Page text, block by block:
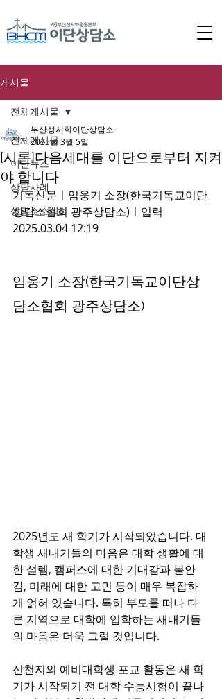
게시물
전체게시물
이단뉴스
상담사례
상담소소식
전체게시물
[시론]다음세대를 이단으로부터 지켜
야 합니다
부산성시화이단상담소
2025년 3월 5일
기독신문ㅣ임웅기 소장(한국기독교이단
상담소협회 광주상담소)ㅣ입력
2025.03.04 12:19
임웅기 소장(한국기독교이단상
담소협회 광주상담소)
2025년도 새 학기가 시작되었습니다. 대
학생 새내기들의 마음은 대학 생활에 대
한 설렘, 캠퍼스에 대한 기대감과 불안
감, 미래에 대한 고민 등이 매우 복잡하
게 얽혀 있습니다. 특히 부모를 떠나 다
른 지역으로 대학에 입학하는 새내기들
의 마음은 더욱 그럴 것입니다.
신천지의 예비대학생 포교 활동은 새 학
기가 시작되기 전 대학 수능시험이 끝나